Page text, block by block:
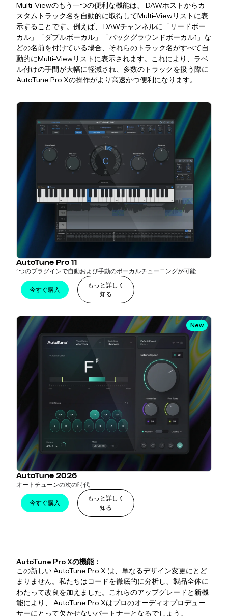
Multi-Viewのもう一つの便利な機能は、 DAWホストからカ
スタムトラック名を自動的に取得してMulti-Viewリストに表
示することです。例えば、 DAWチャンネルに「リードボー
カル」「ダブルボーカル」「バックグラウンドボーカル1」な
どの名前を付けている場合、それらのトラック名がすべて自
動的にMulti-Viewリストに表示されます。これにより、ラベ
ル付けの手間が大幅に軽減され、多数のトラックを扱う際に
AutoTune Pro Xの操作がより高速かつ便利になります。
AutoTune Pro 11
1つのプラグインで自動および手動のボーカルチューニングが可能
今すぐ購入
もっと詳しく
知る
New
AutoTune 2026
オートチューンの次の時代
今すぐ購入
もっと詳しく
知る
AutoTune Pro Xの機能：
この新しいAutoTune Pro X は、単なるデザイン変更にとど
まりません。私たちはコードを徹底的に分析し、製品全体に
わたって改良を加えました。これらのアップグレードと新機
能により、 AutoTune Pro Xはプロのオーディオプロデュー
サーにとって欠かせないパートナーとなるでしょう。